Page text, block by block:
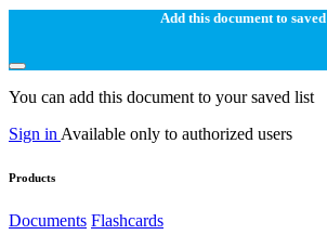
Add this document to saved
You can add this document to your saved list
Sign in Available only to authorized users
Products
Documents Flashcards